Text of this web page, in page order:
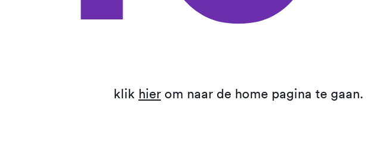
klik hier om naar de home pagina te gaan.